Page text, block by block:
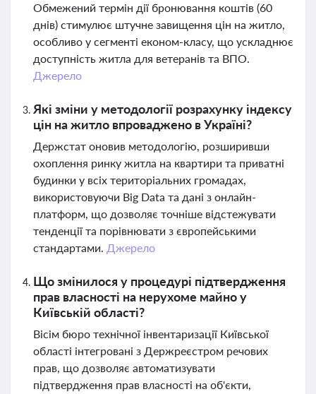
Обмежений термін дії бронювання коштів (60
днів) стимулює штучне завищення цін на житло,
особливо у сегменті економ-класу, що ускладнює
доступність житла для ветеранів та ВПО.
Джерело
Які зміни у методології розрахунку індексу
цін на житло впроваджено в Україні?
Держстат оновив методологію, розширивши
охоплення ринку житла на квартири та приватні
будинки у всіх територіальних громадах,
використовуючи Big Data та дані з онлайн-
платформ, що дозволяє точніше відстежувати
тенденції та порівнювати з європейськими
стандартами. Джерело
Що змінилося у процедурі підтвердження
прав власності на нерухоме майно у
Київській області?
Вісім бюро технічної інвентаризації Київської
області інтегровані з Держреєстром речових
прав, що дозволяє автоматизувати
підтвердження прав власності на об'єкти,